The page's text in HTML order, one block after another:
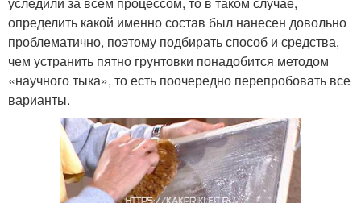
определить какой именно состав был нанесен довольно
проблематично, поэтому подбирать способ и средства,
чем устранить пятно грунтовки понадобится методом
«научного тыка», то есть поочередно перепробовать все
варианты.